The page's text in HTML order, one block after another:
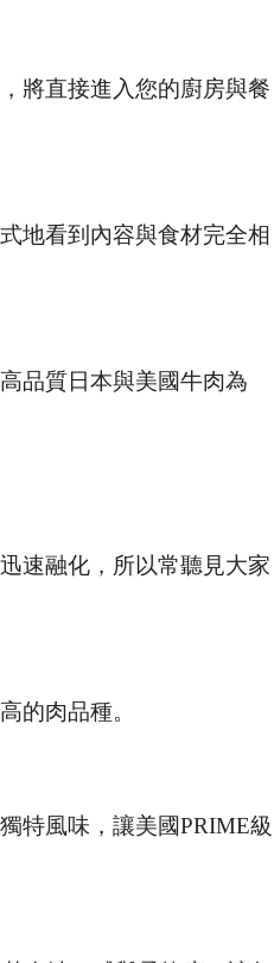
將直接進入您的廚房與餐
地看到內容與食材完全相
品質日本與美國牛肉為
速融化，所以常聽見大家
的肉品種。
特風味，讓美國PRIME級